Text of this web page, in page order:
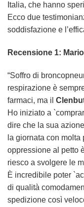
Italia, che hanno
Ecco due
soddisfazione e
Recensione 1:
“Soffro di
respirazione è
farmaci, ma il
Ho iniziato a
dire che la sua
la giornata con
oppressione al petto
riesco a svolgere le
È incredibile poter
di qualità
spedizione così